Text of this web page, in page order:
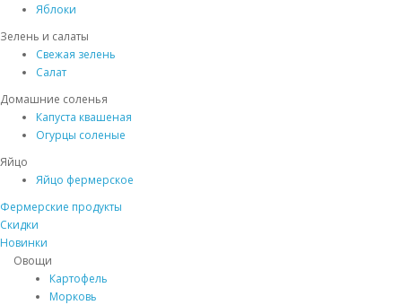
Яблоки
Зелень и салаты
Свежая зелень
Салат
Домашние соленья
Капуста квашеная
Огурцы соленые
Яйцо
Яйцо фермерское
Фермерские продукты
Скидки
Новинки
Овощи
Картофель
Морковь